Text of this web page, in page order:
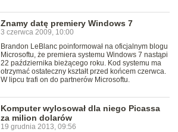
Znamy datę premiery Windows 7
3 czerwca 2009, 10:00
Brandon LeBlanc poinformował na oficjalnym blogu
Microsoftu, że premiera systemu Windows 7 nastąpi
22 października bieżącego roku. Kod systemu ma
otrzymać ostateczny kształt przed końcem czerwca.
W lipcu trafi on do partnerów Microsoftu.
Komputer wylosował dla niego Picassa
za milion dolarów
19 grudnia 2013, 09:56